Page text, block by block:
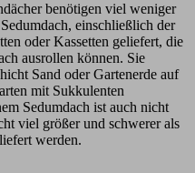
benötigen viel weniger
einschließlich der
oder Kassetten geliefert, die
ausrollen können. Sie
Sand oder Gartenerde auf
mit Sukkulenten
Sedumdach ist auch nicht
viel größer und schwerer als
werden.